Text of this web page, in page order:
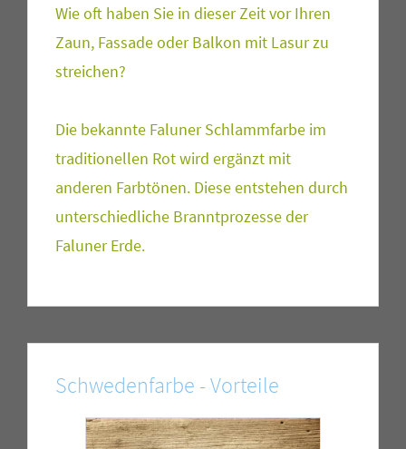
Wie oft haben Sie in dieser Zeit vor Ihren
Zaun, Fassade oder Balkon mit Lasur zu
streichen?
Die bekannte Faluner Schlammfarbe im
traditionellen Rot wird ergänzt mit
anderen Farbtönen. Diese entstehen durch
unterschiedliche Branntprozesse der
Faluner Erde.
Schwedenfarbe - Vorteile